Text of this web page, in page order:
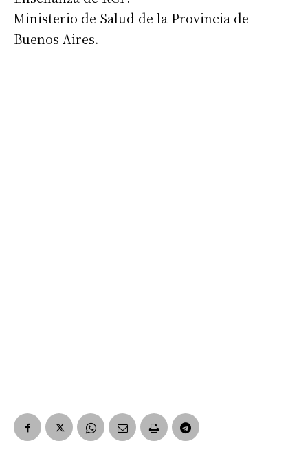
Ministerio de Salud de la Provincia de
Buenos Aires.